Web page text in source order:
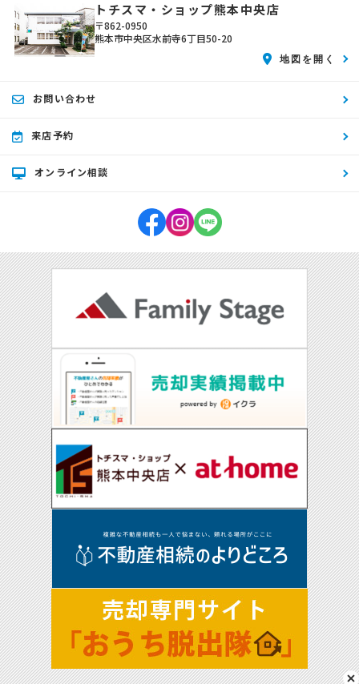
トチスマ・ショップ熊本中央店
〒862-0950
熊本市中央区水前寺6丁目50-20
地図を開く
お問い合わせ
来店予約
オンライン相談